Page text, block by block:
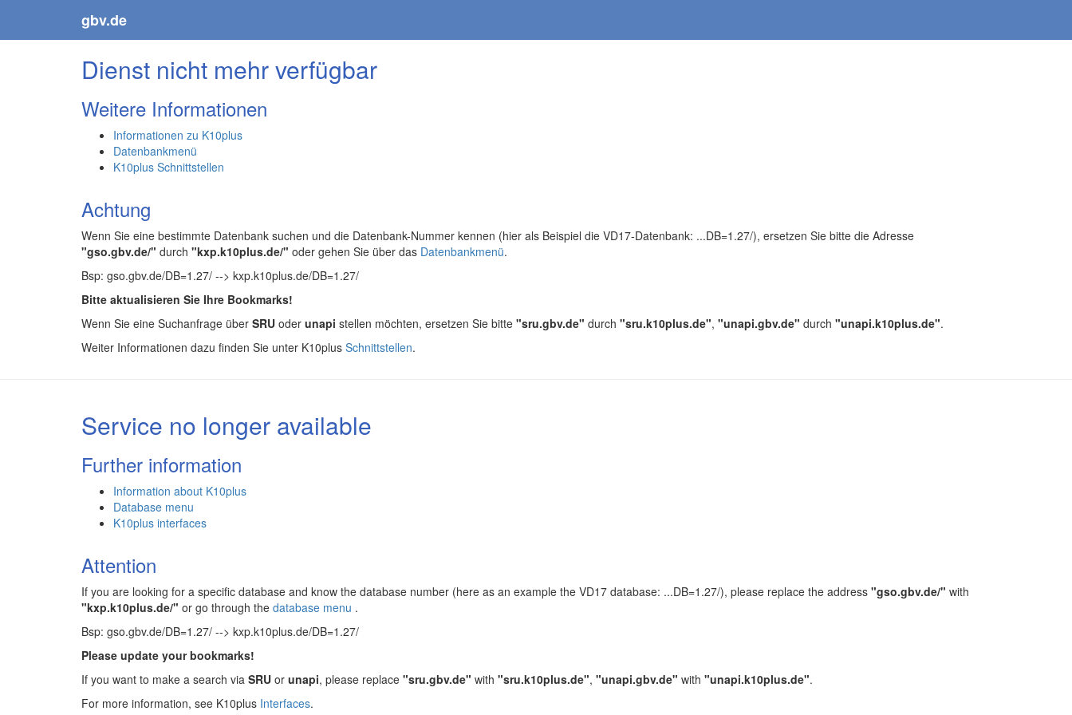
gbv.de
Dienst nicht mehr verfügbar
Weitere Informationen
Informationen zu K10plus
Datenbankmenü
K10plus Schnittstellen
Achtung
Wenn Sie eine bestimmte Datenbank suchen und die Datenbank-Nummer kennen (hier als Beispiel die VD17-Datenbank: ...DB=1.27/), ersetzen Sie bitte die Adresse
"gso.gbv.de/" durch "kxp.k10plus.de/" oder gehen Sie über das Datenbankmenü.
Bsp: gso.gbv.de/DB=1.27/ --> kxp.k10plus.de/DB=1.27/
Bitte aktualisieren Sie Ihre Bookmarks!
Wenn Sie eine Suchanfrage über SRU oder unapi stellen möchten, ersetzen Sie bitte "sru.gbv.de" durch "sru.k10plus.de", "unapi.gbv.de" durch "unapi.k10plus.de".
Weiter Informationen dazu finden Sie unter K10plus Schnittstellen.
Service no longer available
Further information
Information about K10plus
Database menu
K10plus interfaces
Attention
If you are looking for a specific database and know the database number (here as an example the VD17 database: ...DB=1.27/), please replace the address "gso.gbv.de/" with
"kxp.k10plus.de/" or go through the database menu .
Bsp: gso.gbv.de/DB=1.27/ --> kxp.k10plus.de/DB=1.27/
Please update your bookmarks!
If you want to make a search via SRU or unapi, please replace "sru.gbv.de" with "sru.k10plus.de", "unapi.gbv.de" with "unapi.k10plus.de".
For more information, see K10plus Interfaces.